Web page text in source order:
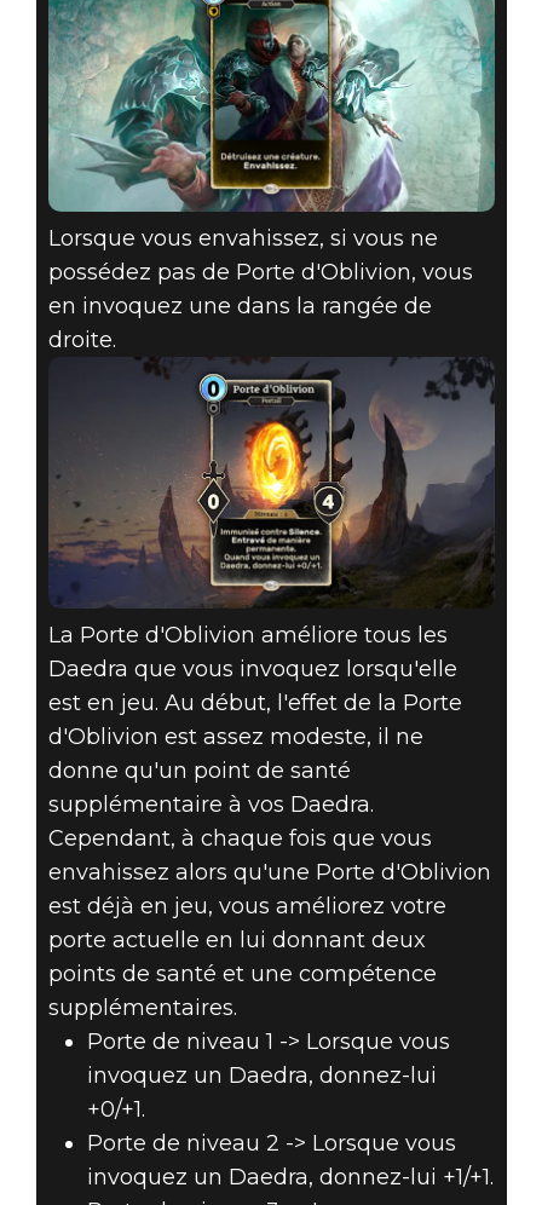
Lorsque vous envahissez, si vous ne
possédez pas de Porte d'Oblivion, vous
en invoquez une dans la rangée de
droite.
La Porte d'Oblivion améliore tous les
Daedra que vous invoquez lorsqu'elle
est en jeu. Au début, l'effet de la Porte
d'Oblivion est assez modeste, il ne
donne qu'un point de santé
supplémentaire à vos Daedra.
Cependant, à chaque fois que vous
envahissez alors qu'une Porte d'Oblivion
est déjà en jeu, vous améliorez votre
porte actuelle en lui donnant deux
points de santé et une compétence
supplémentaires.
Porte de niveau 1 -> Lorsque vous
invoquez un Daedra, donnez-lui
+0/+1.
Porte de niveau 2 -> Lorsque vous
invoquez un Daedra, donnez-lui +1/+1.